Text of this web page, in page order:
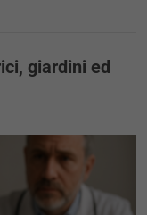
giardini ed